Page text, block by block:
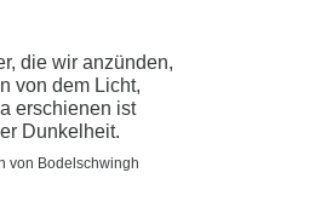
die wir anzünden,
von dem Licht,
erschienen ist
Dunkelheit.
von Bodelschwingh